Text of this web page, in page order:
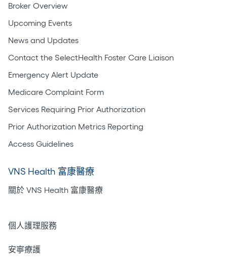
Broker Overview
Upcoming Events
News and Updates
Contact the SelectHealth Foster Care Liaison
Emergency Alert Update
Medicare Complaint Form
Services Requiring Prior Authorization
Prior Authorization Metrics Reporting
Access Guidelines
VNS Health 富康醫療
關於 VNS Health 富康醫療
個人護理服務
安寧療護